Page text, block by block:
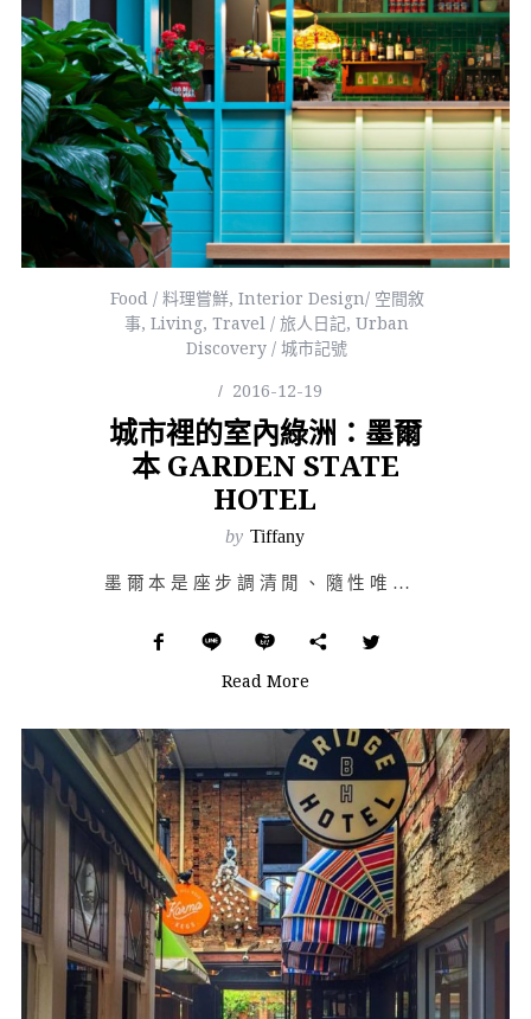
Food / 料理嘗鮮, Interior Design/ 空間敘
事,Living,Travel / 旅人日記,Urban
Discovery / 城市記號
2016-12-19
城市裡的室內綠洲：墨爾
本 GARDEN STATE
HOTEL
by Tiffany
墨爾本是座步調清閒、隨性唯美的城市，適合不喜歡特別安排行程，愛隨意走、隨意看的旅行愛好者。在市區裡到…
Read More